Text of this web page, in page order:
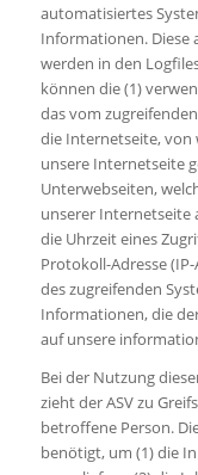
automatisiertes
Informationen. Diese
werden in den
können die (1)
das vom
die Internetseite, von
unsere Internetseite
Unterwebseiten,
unserer Internetseite
die Uhrzeit eines
Protokoll-Adresse
des zugreifenden
Informationen, die
auf unsere
Bei der Nutzung
zieht der ASV zu
betroffene Person.
benötigt, um (1) die